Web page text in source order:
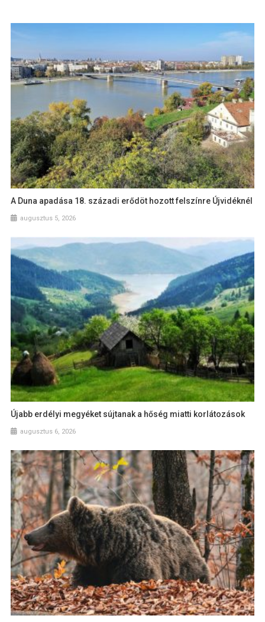
A Duna apadása 18. századi erődöt hozott felszínre Újvidéknél
augusztus 5, 2026
Újabb erdélyi megyéket sújtanak a hőség miatti korlátozások
augusztus 6, 2026